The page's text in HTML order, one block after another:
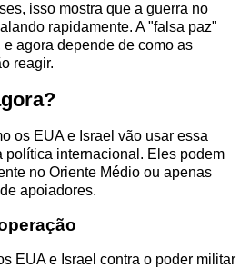
isso mostra que a guerra no
rapidamente. A "falsa paz"
agora depende de como as
reagir.
os EUA e Israel vão usar essa
política internacional. Eles podem
no Oriente Médio ou apenas
apoiadores.
EUA e Israel contra o poder militar